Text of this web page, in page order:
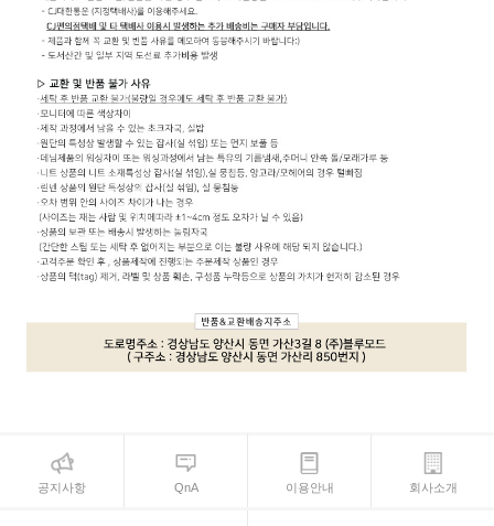
공지사항 QnA 이용안내 회사소개